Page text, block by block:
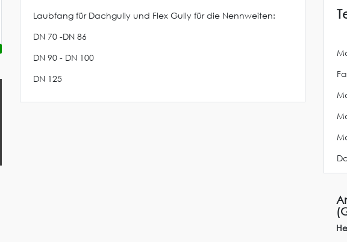
Laubfang für Dachgully und Flex Gully für die Nennweiten:
DN 70 -DN 86
DN 90 - DN 100
DN 125